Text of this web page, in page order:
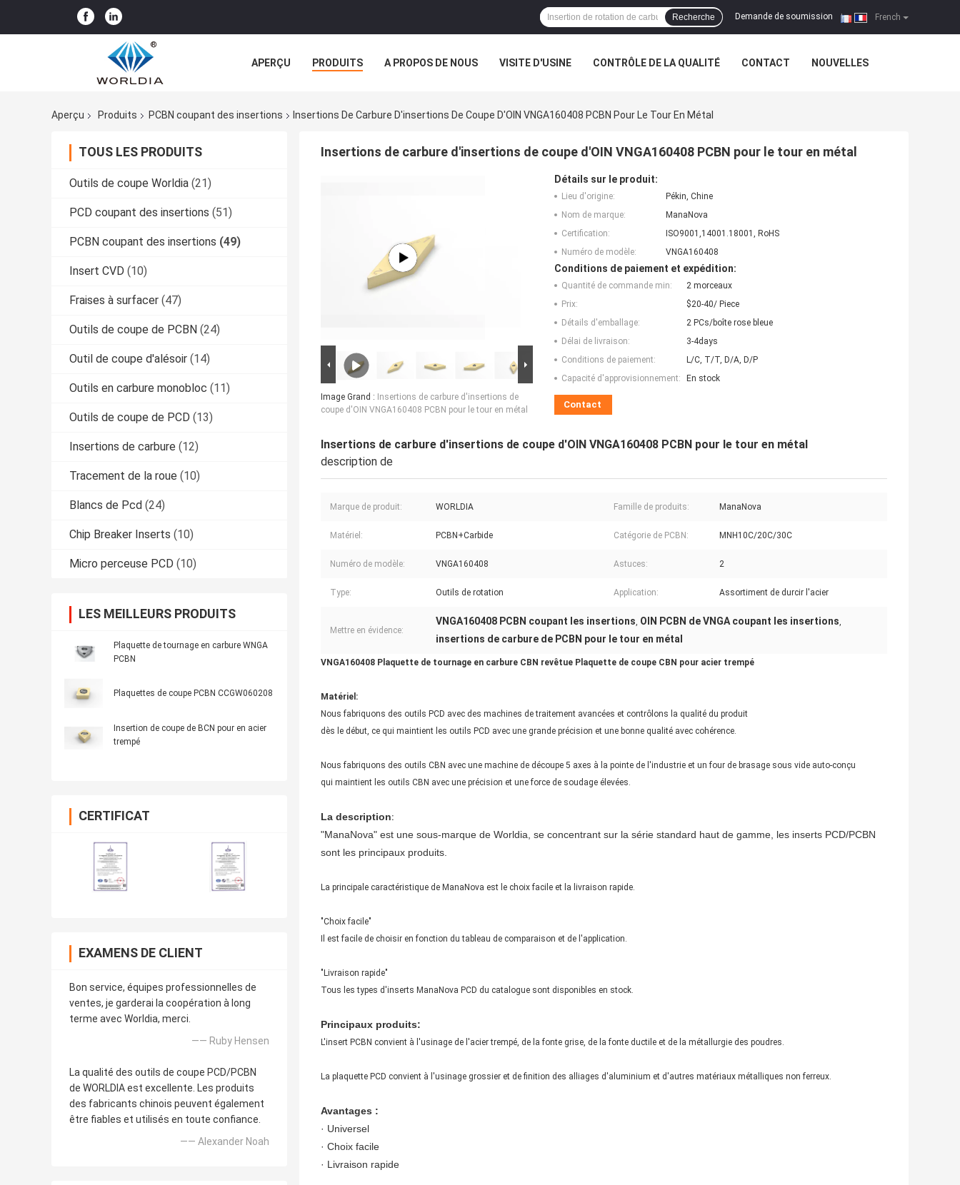
French
Demande de soumission |
Recherche
APERÇU PRODUITS A PROPOS DE NOUS VISITE D'USINE CONTRÔLE DE LA QUALITÉ CONTACT NOUVELLES
Aperçu
Produits PCBN coupant des insertions Insertions De Carbure D'insertions De Coupe D'OIN VNGA160408 PCBN Pour Le Tour En Métal
TOUS LES PRODUITS
Outils de coupe Worldia (21)
PCD coupant des insertions (51)
PCBN coupant des insertions (49)
Insert CVD (10)
Fraises à surfacer (47)
Outils de coupe de PCBN (24)
Outil de coupe d'alésoir (14)
Outils en carbure monobloc (11)
Outils de coupe de PCD (13)
Insertions de carbure (12)
Tracement de la roue (10)
Blancs de Pcd (24)
Chip Breaker Inserts (10)
Micro perceuse PCD (10)
LES MEILLEURS PRODUITS
Plaquette de tournage en carbure WNGA
PCBN
Plaquettes de coupe PCBN CCGW060208
Insertion de coupe de BCN pour en acier
trempé
CERTIFICAT
EXAMENS DE CLIENT
Bon service, équipes professionnelles de
ventes, je garderai la coopération à long
terme avec Worldia, merci.
—— Ruby Hensen
La qualité des outils de coupe PCD/PCBN
de WORLDIA est excellente. Les produits
des fabricants chinois peuvent également
être fiables et utilisés en toute confiance.
—— Alexander Noah
Insertions de carbure d'insertions de coupe d'OIN VNGA160408 PCBN pour le tour en métal
Image Grand : Insertions de carbure d'insertions de
coupe d'OIN VNGA160408 PCBN pour le tour en métal
Détails sur le produit:
Lieu d'origine:
Pékin, Chine
Nom de marque:
ManaNova
Certification:
ISO9001,14001.18001, RoHS
Numéro de modèle:
VNGA160408
Conditions de paiement et expédition:
Quantité de commande min:
2 morceaux
Prix:
$20-40/ Piece
Détails d'emballage:
2 PCs/boîte rose bleue
Délai de livraison:
3-4days
Conditions de paiement:
L/C, T/T, D/A, D/P
Capacité d'approvisionnement:
En stock
Contact
Insertions de carbure d'insertions de coupe d'OIN VNGA160408 PCBN pour le tour en métal
description de
Marque de produit: WORLDIA Famille de produits: ManaNova
Matériel: PCBN+Carbide Catégorie de PCBN: MNH10C/20C/30C
Numéro de modèle: VNGA160408 Astuces: 2
Type: Outils de rotation Application: Assortiment de durcir l'acier
Mettre en évidence:
VNGA160408 PCBN coupant les insertions, OIN PCBN de VNGA coupant les insertions,
insertions de carbure de PCBN pour le tour en métal
VNGA160408 Plaquette de tournage en carbure CBN revêtue Plaquette de coupe CBN pour acier trempé
Matériel:
Nous fabriquons des outils PCD avec des machines de traitement avancées et contrôlons la qualité du produit
dès le début, ce qui maintient les outils PCD avec une grande précision et une bonne qualité avec cohérence.
Nous fabriquons des outils CBN avec une machine de découpe 5 axes à la pointe de l'industrie et un four de brasage sous vide auto-conçu
qui maintient les outils CBN avec une précision et une force de soudage élevées.
La description:
"ManaNova" est une sous-marque de Worldia, se concentrant sur la série standard haut de gamme, les inserts PCD/PCBN
sont les principaux produits.
La principale caractéristique de ManaNova est le choix facile et la livraison rapide.
"Choix facile"
Il est facile de choisir en fonction du tableau de comparaison et de l'application.
"Livraison rapide"
Tous les types d'inserts ManaNova PCD du catalogue sont disponibles en stock.
Principaux produits:
L'insert PCBN convient à l'usinage de l'acier trempé, de la fonte grise, de la fonte ductile et de la métallurgie des poudres.
La plaquette PCD convient à l'usinage grossier et de finition des alliages d'aluminium et d'autres matériaux métalliques non ferreux.
Avantages :
· Universel
· Choix facile
· Livraison rapide